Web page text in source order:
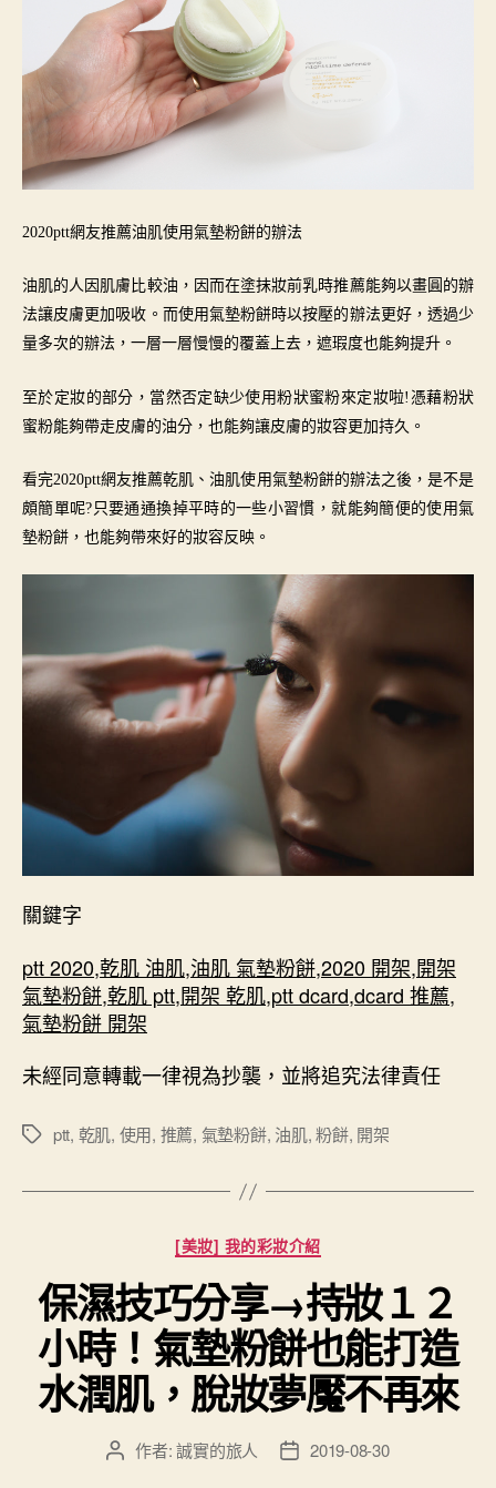
2020ptt網友推薦油肌使用氣墊粉餅的辦法
油肌的人因肌膚比較油，因而在塗抹妝前乳時推薦能夠以畫圓的辦
法讓皮膚更加吸收。而使用氣墊粉餅時以按壓的辦法更好，透過少
量多次的辦法，一層一層慢慢的覆蓋上去，遮瑕度也能夠提升。
至於定妝的部分，當然否定缺少使用粉狀蜜粉來定妝啦!憑藉粉狀
蜜粉能夠帶走皮膚的油分，也能夠讓皮膚的妝容更加持久。
看完2020ptt網友推薦乾肌、油肌使用氣墊粉餅的辦法之後，是不是
頗簡單呢?只要通通換掉平時的一些小習慣，就能夠簡便的使用氣
墊粉餅，也能夠帶來好的妝容反映。
關鍵字
ptt 2020,乾肌 油肌,油肌 氣墊粉餅,2020 開架,開架
氣墊粉餅,乾肌 ptt,開架 乾肌,ptt dcard,dcard 推薦,
氣墊粉餅 開架
未經同意轉載一律視為抄襲，並將追究法律責任
標
ptt, 乾肌, 使用, 推薦, 氣墊粉餅, 油肌,粉餅, 開架
分
類
[美妝] 我的彩妝介紹
保濕技巧分享→持妝１２
小時！氣墊粉餅也能打造
水潤肌，脫妝夢魘不再來
文 作者:誠實的旅人
文 2019-08-30